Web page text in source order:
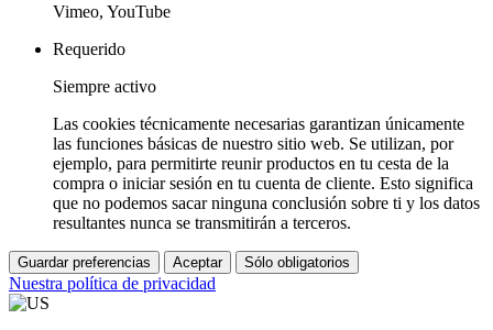
Vimeo, YouTube
Requerido
Siempre activo
Las cookies técnicamente necesarias garantizan únicamente
las funciones básicas de nuestro sitio web. Se utilizan, por
ejemplo, para permitirte reunir productos en tu cesta de la
compra o iniciar sesión en tu cuenta de cliente. Esto significa
que no podemos sacar ninguna conclusión sobre ti y los datos
resultantes nunca se transmitirán a terceros.
Guardar preferencias Aceptar Sólo obligatorios
Nuestra política de privacidad